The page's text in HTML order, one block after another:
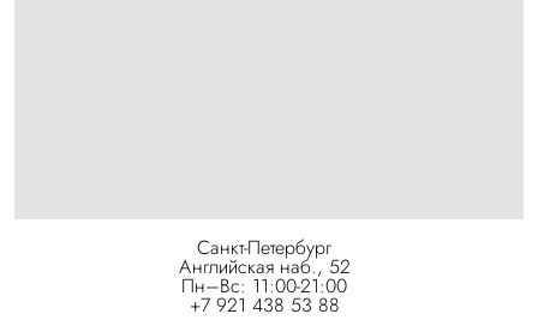
Санкт-Петербург
Английская наб., 52
Пн–Вс: 11:00-21:00
+7 921 438 53 88